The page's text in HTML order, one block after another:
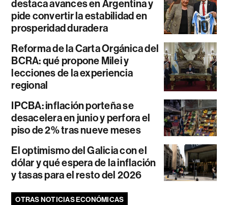
destaca avances en Argentina y
pide convertir la estabilidad en
prosperidad duradera
Reforma de la Carta Orgánica del
BCRA: qué propone Milei y
lecciones de la experiencia
regional
IPCBA: inflación porteña se
desacelera en junio y perfora el
piso de 2% tras nueve meses
El optimismo del Galicia con el
dólar y qué espera de la inflación
y tasas para el resto del 2026
OTRAS NOTICIAS ECONÓMICAS